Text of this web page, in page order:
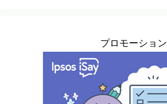
プロモーション